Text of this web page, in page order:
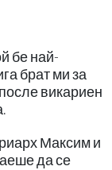
бе най-
брат ми за
викариен
Максим и
да се